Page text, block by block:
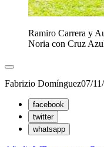
Ramiro Carrera y
Noria con Cruz
Fabrizio Domínguez07/
facebook
twitter
whatsapp